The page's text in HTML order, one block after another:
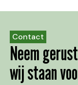
Contact
Neem
wij staan